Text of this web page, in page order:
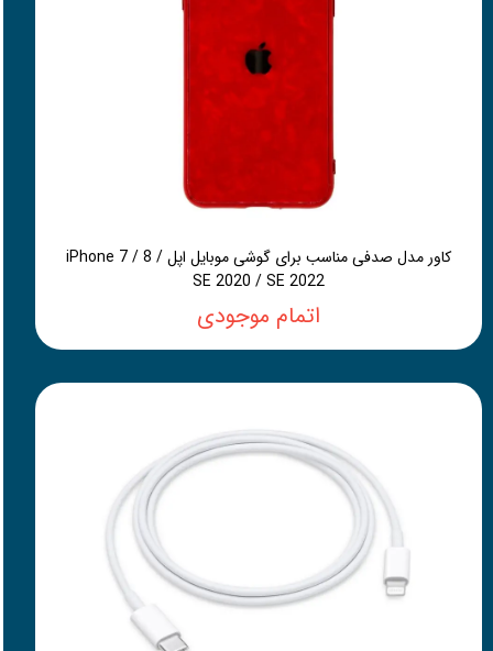
کاور مدل صدفی مناسب برای گوشی موبایل اپل iPhone 7 / 8 /
SE 2020 / SE 2022
اتمام موجودی